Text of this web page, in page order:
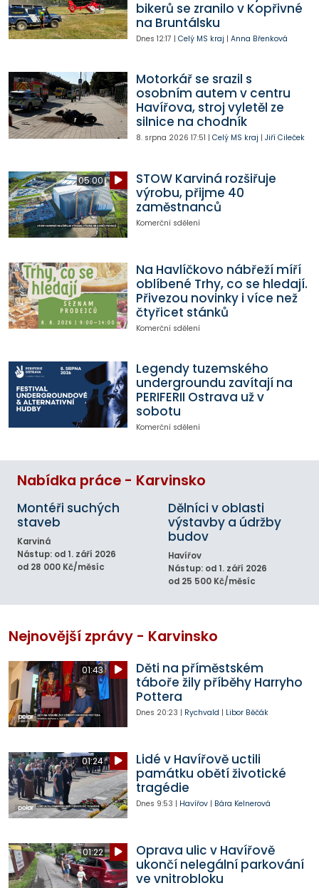
bikerů se zranilo v Kopřivné
na Bruntálsku
Dnes 12:17 | Celý MS kraj | Anna Břenková
Motorkář se srazil s
osobním autem v centru
Havířova, stroj vyletěl ze
silnice na chodník
8. srpna 2026 17:51 | Celý MS kraj | Jiří Cileček
05:00
STOW Karviná rozšiřuje
výrobu, přijme 40
zaměstnanců
Komerční sdělení
Na Havlíčkovo nábřeží míří
oblíbené Trhy, co se hledají.
Přivezou novinky i více než
čtyřicet stánků
Komerční sdělení
Legendy tuzemského
undergroundu zavítají na
PERIFERII Ostrava už v
sobotu
Komerční sdělení
Nabídka práce - Karvinsko
Montéři suchých
staveb
Karviná
Nástup: od 1. září 2026
od 28 000 Kč/měsíc
Dělníci v oblasti
výstavby a údržby
budov
Havířov
Nástup: od 1. září 2026
od 25 500 Kč/měsíc
Nejnovější zprávy - Karvinsko
01:43
Děti na příměstském
táboře žily příběhy Harryho
Pottera
Dnes 20:23 | Rychvald | Libor Běčák
01:24
Lidé v Havířově uctili
památku obětí životické
tragédie
Dnes 9:53 | Havířov| Bára Kelnerová
01:22
Oprava ulic v Havířově
ukončí nelegální parkování
ve vnitrobloku